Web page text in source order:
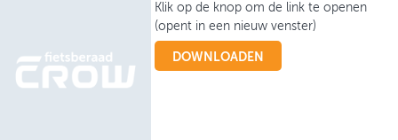
Klik op de knop om de link te openen
(opent in een nieuw venster)
DOWNLOADEN